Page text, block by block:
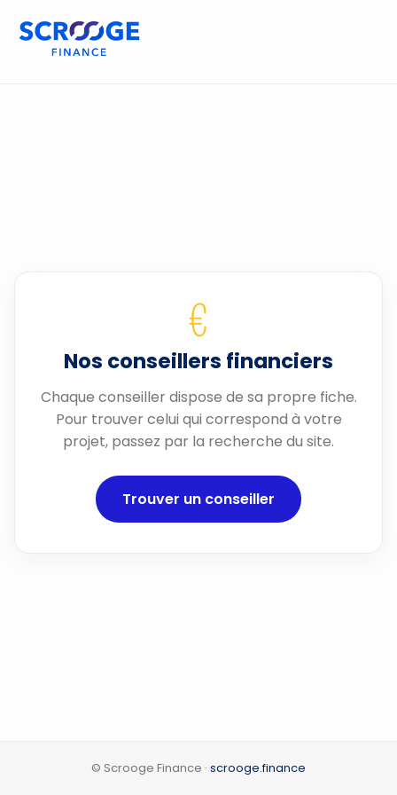
€
Nos conseillers financiers
Chaque conseiller dispose de sa propre fiche.
Pour trouver celui qui correspond à votre
projet, passez par la recherche du site.
Trouver un conseiller
© Scrooge Finance · scrooge.finance